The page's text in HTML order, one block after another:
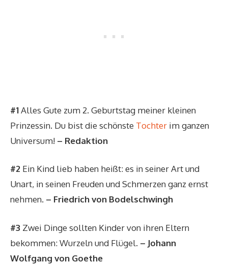
#1Alles Gute zum 2. Geburtstag meiner kleinen
Prinzessin. Du bist die schönste Tochter im ganzen
Universum! – Redaktion
#2 Ein Kind lieb haben heißt: es in seiner Art und
Unart, in seinen Freuden und Schmerzen ganz ernst
nehmen. – Friedrich von Bodelschwingh
#3 Zwei Dinge sollten Kinder von ihren Eltern
bekommen: Wurzeln und Flügel. – Johann
Wolfgang von Goethe